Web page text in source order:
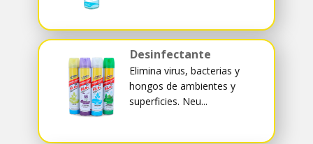
Desinfectante
Elimina virus, bacterias y
hongos de ambientes y
superficies. Neu...